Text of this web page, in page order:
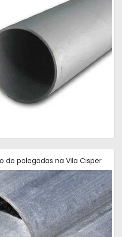
de polegadas na Vila Cisper